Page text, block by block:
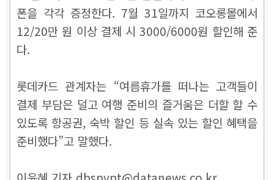
폰을 각각 증정한다. 7월 31일까지 코오롱몰에서
12/20만 원 이상 결제 시 3000/6000원 할인해 준
다.
롯데카드 관계자는 “여름휴가를 떠나는 고객들이
결제 부담은 덜고 여행 준비의 즐거움은 더할 할 수
있도록 항공권, 숙박 할인 등 실속 있는 할인 혜택을
준비했다”고 말했다.